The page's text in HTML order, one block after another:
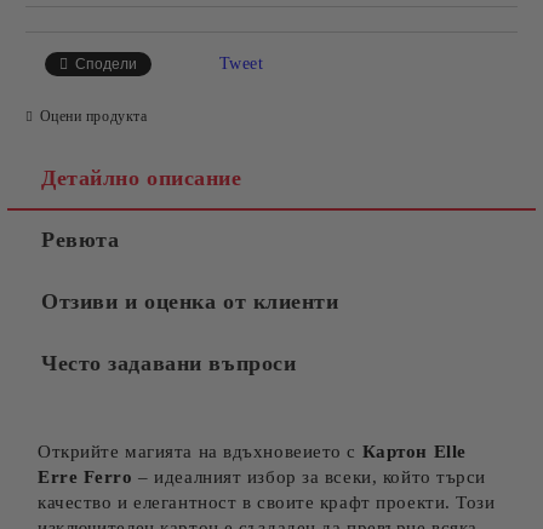
Сподели Tweet
Оцени продукта
Детайлно описание
Ревюта
Отзиви и оценка от клиенти
Често задавани въпроси
Открийте магията на вдъхновеието с Картон Elle
Erre Ferro– идеалният избор за всеки, който търси
качество и елегантност в своите крафт проекти. Този